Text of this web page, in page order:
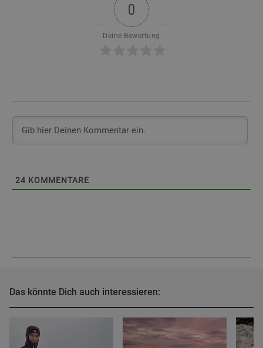
0
Deine Bewertung
24 KOMMENTARE
Das könnte Dich auch interessieren: